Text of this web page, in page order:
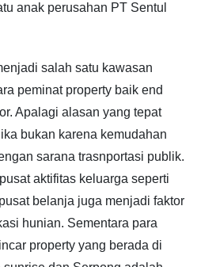
anak perusahan PT Sentul
salah satu kawasan
peminat property baik end
Apalagi alasan yang tepat
bukan karena kemudahan
sarana trasnportasi publik.
aktifitas keluarga seperti
belanja juga menjadi faktor
hunian. Sementara para
property yang berada di